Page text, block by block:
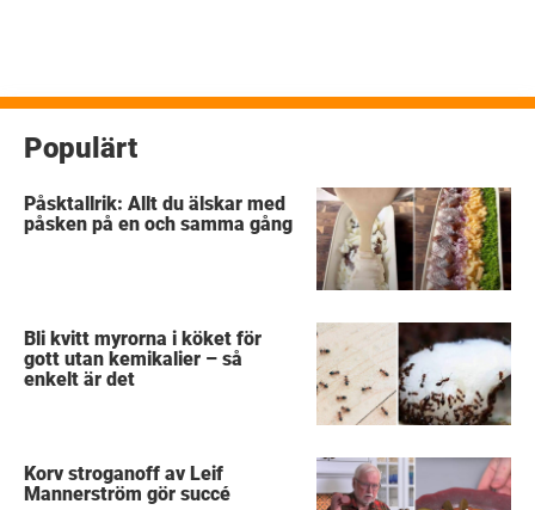
Populärt
Påsktallrik: Allt du älskar med
påsken på en och samma gång
Bli kvitt myrorna i köket för
gott utan kemikalier – så
enkelt är det
Korv stroganoff av Leif
Mannerström gör succé